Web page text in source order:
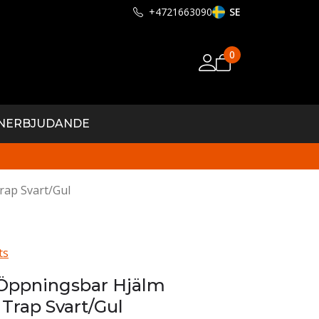
+4721663090 SE
0
ERBJUDANDE
Svart/Gul
Hjälm
Svart/Gul